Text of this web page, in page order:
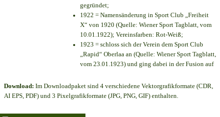
gegründet;
1922 = Namensänderung in Sport Club „Freiheit
X“ von 1920 (Quelle: Wiener Sport Tagblatt, vom
10.01.1922); Vereinsfarben: Rot-Weiß;
1923 = schloss sich der Verein dem Sport Club
„Rapid“ Oberlaa an (Quelle: Wiener Sport Tagblatt,
vom 23.01.1923) und ging dabei in der Fusion auf
Download: Im Downloadpaket sind 4 verschiedene Vektorgrafikformate (CDR,
AI EPS, PDF) und 3 Pixelgrafikformate (JPG, PNG, GIF) enthalten.